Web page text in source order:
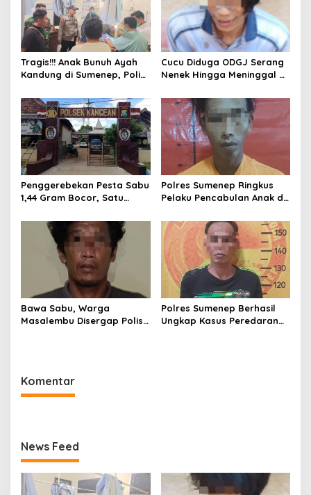
p
o
s
Tragis!!! Anak Bunuh Ayah
Kandung di Sumenep, Polisi
Cucu Diduga ODGJ Serang
Nenek Hingga Meninggal di
Pelaku
Penggerebekan Pesta Sabu
1,44 Gram Bocor, Satu
Polsek Kangean???
Polres Sumenep Ringkus
Pelaku Pencabulan Anak di
Bawa Sabu, Warga
Masalembu Disergap Polisi,
Polres Sumenep Berhasil
Ungkap Kasus Peredaran
Komentar
News Feed